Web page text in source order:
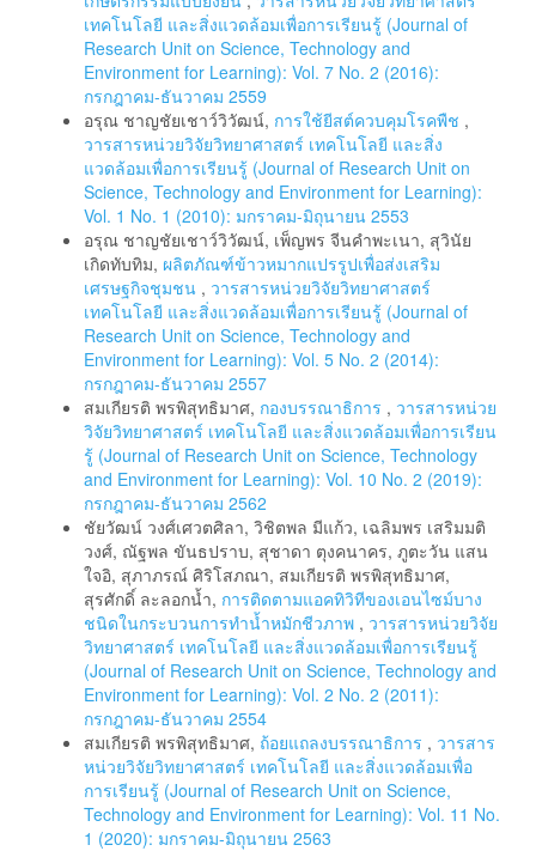
เทคโนโลยี และสิ่งแวดล้อมเพื่อการเรียนรู้ (Journal of
Research Unit on Science, Technology and
Environment for Learning): Vol. 7 No. 2 (2016):
กรกฎาคม-ธันวาคม 2559
อรุณ ชาญชัยเชาว์วิวัฒน์, การใช้ยีสต์ควบคุมโรคพืช ,
วารสารหน่วยวิจัยวิทยาศาสตร์ เทคโนโลยี และสิ่ง
แวดล้อมเพื่อการเรียนรู้ (Journal of Research Unit on
Science, Technology and Environment for Learning):
Vol. 1 No. 1 (2010): มกราคม-มิถุนายน 2553
อรุณ ชาญชัยเชาว์วิวัฒน์, เพ็ญพร จีนคำพะเนา, สุวินัย
เกิดทับทิม, ผลิตภัณฑ์ข้าวหมากแปรรูปเพื่อส่งเสริม
เศรษฐกิจชุมชน , วารสารหน่วยวิจัยวิทยาศาสตร์
เทคโนโลยี และสิ่งแวดล้อมเพื่อการเรียนรู้ (Journal of
Research Unit on Science, Technology and
Environment for Learning): Vol. 5 No. 2 (2014):
กรกฎาคม-ธันวาคม 2557
สมเกียรติ พรพิสุทธิมาศ, กองบรรณาธิการ , วารสารหน่วย
วิจัยวิทยาศาสตร์ เทคโนโลยี และสิ่งแวดล้อมเพื่อการเรียน
รู้ (Journal of Research Unit on Science, Technology
and Environment for Learning): Vol. 10 No. 2 (2019):
กรกฎาคม-ธันวาคม 2562
ชัยวัฒน์ วงศ์เศวตศิลา, วิชิตพล มีแก้ว, เฉลิมพร เสริมมติ
วงศ์, ณัฐพล ขันธปราบ, สุชาดา ตุงคนาคร, ภูตะวัน แสน
ใจอิ, สุภาภรณ์ ศิริโสภณา, สมเกียรติ พรพิสุทธิมาศ,
สุรศักดิ์ ละลอกน้ำ, การติดตามแอคทิวิทีของเอนไซม์บาง
ชนิดในกระบวนการทำน้ำหมักชีวภาพ , วารสารหน่วยวิจัย
วิทยาศาสตร์ เทคโนโลยี และสิ่งแวดล้อมเพื่อการเรียนรู้
(Journal of Research Unit on Science, Technology and
Environment for Learning): Vol. 2 No. 2 (2011):
กรกฎาคม-ธันวาคม 2554
สมเกียรติ พรพิสุทธิมาศ, ถ้อยแถลงบรรณาธิการ , วารสาร
หน่วยวิจัยวิทยาศาสตร์ เทคโนโลยี และสิ่งแวดล้อมเพื่อ
การเรียนรู้ (Journal of Research Unit on Science,
Technology and Environment for Learning): Vol. 11 No.
1 (2020): มกราคม-มิถุนายน 2563